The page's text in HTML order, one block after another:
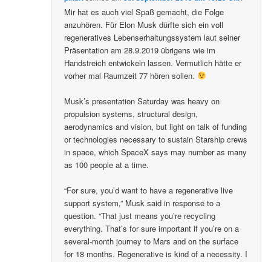
Mir hat es auch viel Spaß gemacht, die Folge
anzuhören. Für Elon Musk dürfte sich ein voll
regeneratives Lebenserhaltungssystem laut seiner
Präsentation am 28.9.2019 übrigens wie im
Handstreich entwickeln lassen. Vermutlich hätte er
vorher mal Raumzeit 77 hören sollen.
Musk’s presentation Saturday was heavy on
propulsion systems, structural design,
aerodynamics and vision, but light on talk of funding
or technologies necessary to sustain Starship crews
in space, which SpaceX says may number as many
as 100 people at a time.
“For sure, you’d want to have a regenerative live
support system,” Musk said in response to a
question. “That just means you’re recycling
everything. That’s for sure important if you’re on a
several-month journey to Mars and on the surface
for 18 months. Regenerative is kind of a necessity. I